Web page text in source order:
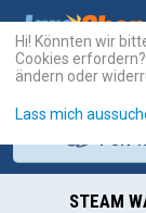
STEAM
Hi! Könnten wir
Cookies
ändern oder
Lass mich